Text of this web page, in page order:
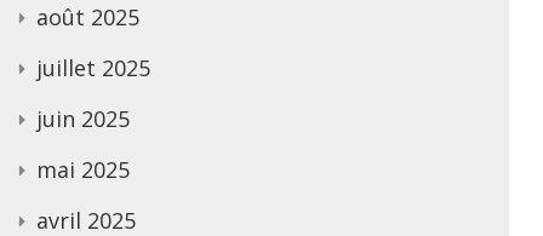
août 2025
juillet 2025
juin 2025
mai 2025
avril 2025